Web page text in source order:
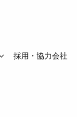
採用・協力会社